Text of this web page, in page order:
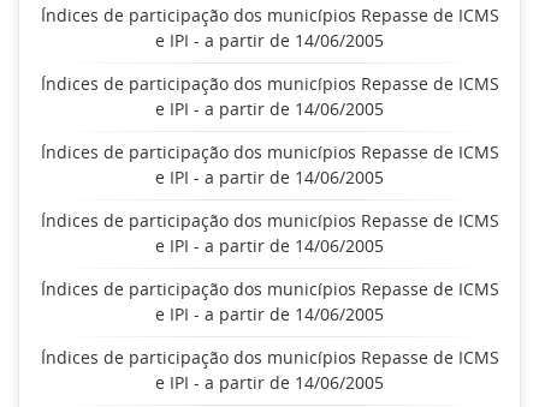
Índices de participação dos municípios Repasse de ICMS
e IPI - a partir de 14/06/2005
Índices de participação dos municípios Repasse de ICMS
e IPI - a partir de 14/06/2005
Índices de participação dos municípios Repasse de ICMS
e IPI - a partir de 14/06/2005
Índices de participação dos municípios Repasse de ICMS
e IPI - a partir de 14/06/2005
Índices de participação dos municípios Repasse de ICMS
e IPI - a partir de 14/06/2005
Índices de participação dos municípios Repasse de ICMS
e IPI - a partir de 14/06/2005